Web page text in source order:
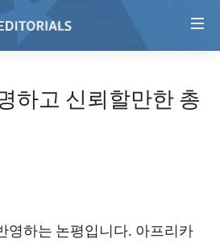
하고 신뢰할만한 총
영하는 논평입니다. 아프리카